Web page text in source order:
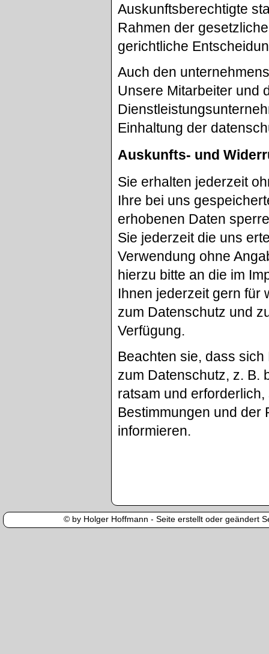
Auskunftsberechtigte
Rahmen der
gerichtliche
Auch den
Unsere Mitarbeiter und
Einhaltung der
Auskunfts- und
Sie erhalten jederzeit
Ihre bei uns
erhobenen Daten
Sie jederzeit die uns
Verwendung ohne
hierzu bitte an die im
Ihnen jederzeit gern für
zum Datenschutz und
Verfügung.
Beachten sie, dass
zum Datenschutz, z. B.
ratsam und
Bestimmungen und der
informieren.
© by Holger Hoffmann - Seite erstellt oder geändert